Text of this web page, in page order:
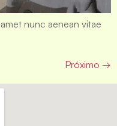
nunc aenean vitae
Próximo →